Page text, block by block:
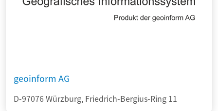
geoinform AG
D-97076 Würzburg, Friedrich-Bergius-Ring 11